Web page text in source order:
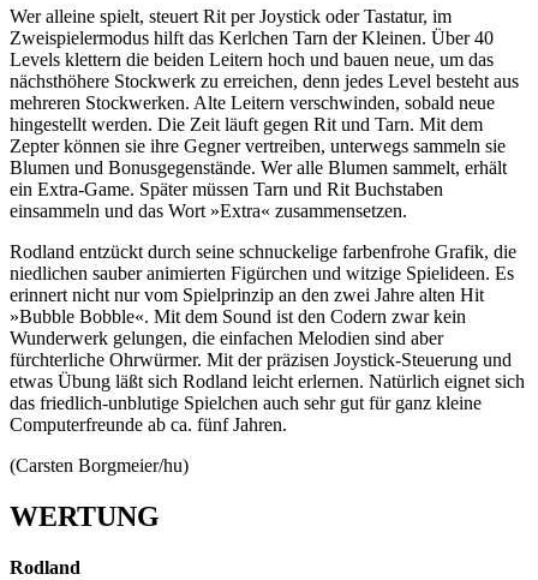
Wer alleine spielt, steuert Rit per Joystick oder Tastatur, im
Zweispielermodus hilft das Kerlchen Tarn der Kleinen. Über 40
Levels klettern die beiden Leitern hoch und bauen neue, um das
nächsthöhere Stockwerk zu erreichen, denn jedes Level besteht aus
mehreren Stockwerken. Alte Leitern verschwinden, sobald neue
hingestellt werden. Die Zeit läuft gegen Rit und Tarn. Mit dem
Zepter können sie ihre Gegner vertreiben, unterwegs sammeln sie
Blumen und Bonusgegenstände. Wer alle Blumen sammelt, erhält
ein Extra-Game. Später müssen Tarn und Rit Buchstaben
einsammeln und das Wort »Extra« zusammensetzen.
Rodland entzückt durch seine schnuckelige farbenfrohe Grafik, die
niedlichen sauber animierten Figürchen und witzige Spielideen. Es
erinnert nicht nur vom Spielprinzip an den zwei Jahre alten Hit
»Bubble Bobble«. Mit dem Sound ist den Codern zwar kein
Wunderwerk gelungen, die einfachen Melodien sind aber
fürchterliche Ohrwürmer. Mit der präzisen Joystick-Steuerung und
etwas Übung läßt sich Rodland leicht erlernen. Natürlich eignet sich
das friedlich-unblutige Spielchen auch sehr gut für ganz kleine
Computerfreunde ab ca. fünf Jahren.
(Carsten Borgmeier/hu)
WERTUNG
Rodland